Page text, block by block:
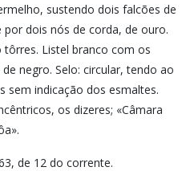
sustendo dois falcões de
dois nós de corda, de ouro.
Listel branco com os
negro. Selo: circular, tendo ao
sem indicação dos esmaltes.
os dizeres; «Câmara
de 12 do corrente.